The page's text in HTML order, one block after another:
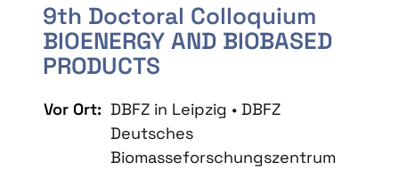
9th Doctoral Colloquium
BIOENERGY AND BIOBASED
PRODUCTS
Vor Ort: DBFZ in Leipzig • DBFZ
Deutsches
Biomasseforschungszentrum